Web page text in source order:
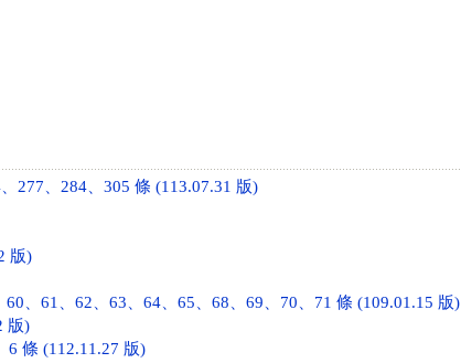
277、284、305 條 (113.07.31 版)
版)
、61、62、63、64、65、68、69、70、71 條 (109.01.15 版)
版)
6 條 (112.11.27 版)